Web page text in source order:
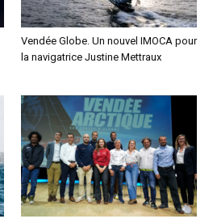
Vendée Globe. Un nouvel IMOCA pour
la navigatrice Justine Mettraux